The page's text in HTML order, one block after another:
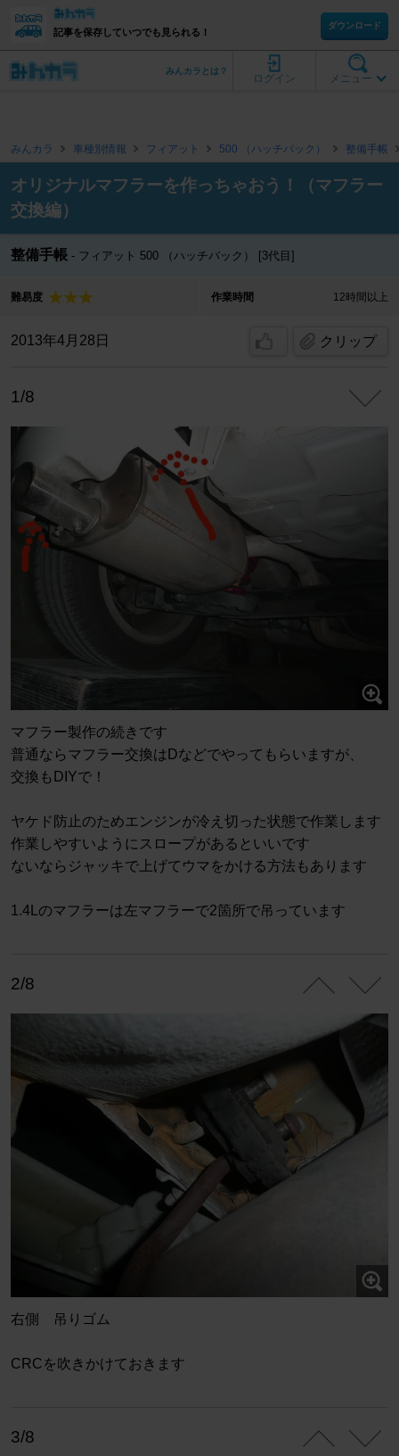
記事を保存していつでも見られる！
ダウンロード
メニュー
ログイン
みんカラとは？
みんカラ 車種別情報 フィアット 500 （ハッチバック） 整備手帳
オリジナルマフラーを作っちゃおう！（マフラー
交換編）
整備手帳 フィアット 500 （ハッチバック） [3代目]
難易度 作業時間 12時間以上
2013年4月28日 クリップ
1/8
マフラー製作の続きです
普通ならマフラー交換はDなどでやってもらいますが、
交換もDIYで！
ヤケド防止のためエンジンが冷え切った状態で作業します
作業しやすいようにスロープがあるといいです
ないならジャッキで上げてウマをかける方法もあります
1.4Lのマフラーは左マフラーで2箇所で吊っています
2/8
右側 吊りゴム
CRCを吹きかけておきます
3/8